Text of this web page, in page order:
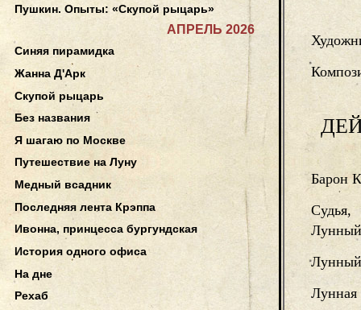
Барон
Судья,
Лунная
Пушкин. Опыты: «Скупой рыцарь»
АПРЕЛЬ 2026
Синяя пирамидка
Жанна Д'Арк
Скупой рыцарь
Без названия
Я шагаю по Москве
Путешествие на Луну
Медный всадник
Последняя лента Крэппа
Ивонна, принцесса бургундская
История одного офиса
На дне
Рехаб